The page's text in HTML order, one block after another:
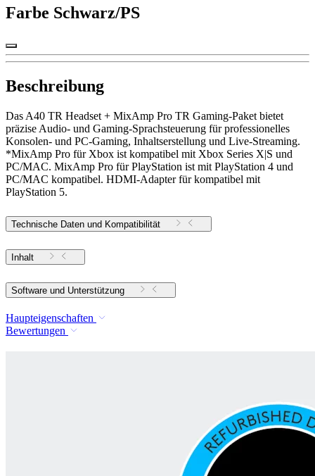
Farbe Schwarz/PS
Beschreibung
Das A40 TR Headset + MixAmp Pro TR Gaming-Paket bietet
präzise Audio- und Gaming-Sprachsteuerung für professionelles
Konsolen- und PC-Gaming, Inhaltserstellung und Live-Streaming.
*MixAmp Pro für Xbox ist kompatibel mit Xbox Series X|S und
PC/MAC. MixAmp Pro für PlayStation ist mit PlayStation 4 und
PC/MAC kompatibel. HDMI-Adapter für kompatibel mit
PlayStation 5.
Technische Daten und Kompatibilität
Inhalt
Software und Unterstützung
Haupteigenschaften
Bewertungen